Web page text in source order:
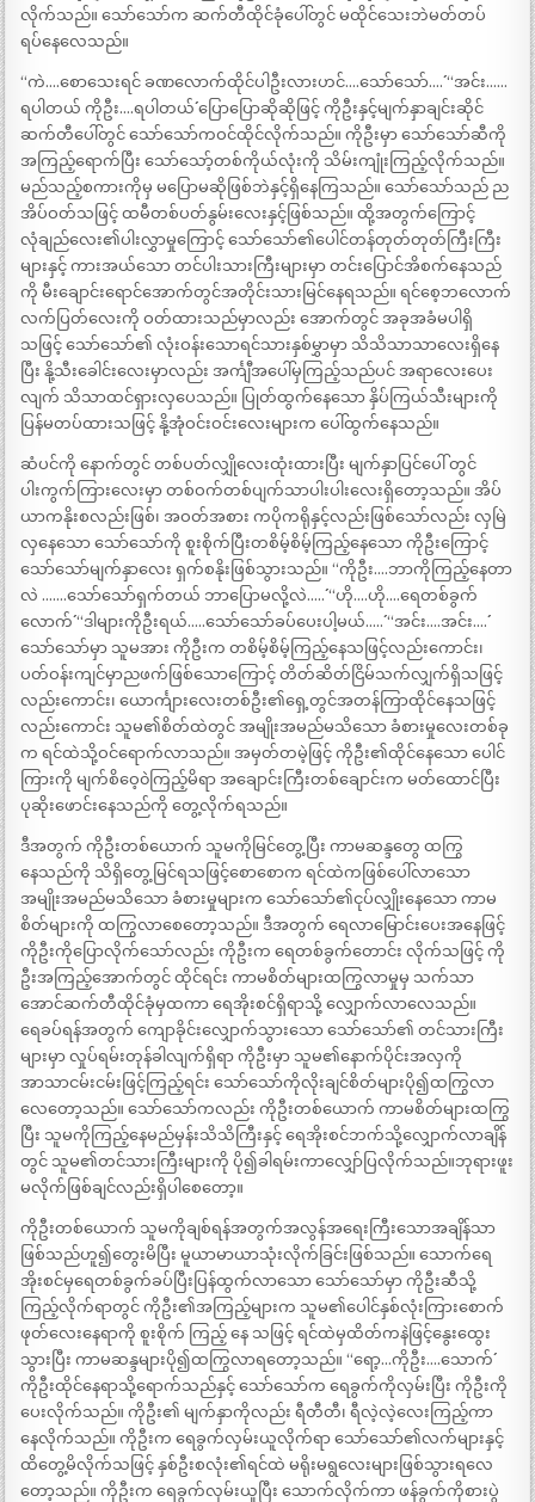
လိုက်သည်။ သော်သော်က ဆက်တီထိုင်ခုံပေါ်တွင် မထိုင်သေးဘဲမတ်တပ်
ရပ်နေလေသည်။
“ကဲ….စောသေးရင် ခဏလောက်ထိုင်ပါဦးလားဟင်….သော်သော်….´´ “အင်း……
ရပါတယ် ကိုဦး….ရပါတယ်´´ ပြောပြောဆိုဆိုဖြင့် ကိုဦးနှင့်မျက်နှာချင်းဆိုင်
ဆက်တီပေါ်တွင် သော်သော်ကဝင်ထိုင်လိုက်သည်။ ကိုဦးမှာ သော်သော်ဆီကို
အကြည့်ရောက်ပြီး သော်သော့်တစ်ကိုယ်လုံးကို သိမ်းကျုံးကြည့်လိုက်သည်။
မည်သည့်စကားကိုမှ မပြောမဆိုဖြစ်ဘဲနှင့်ရှိနေကြသည်။ သော်သော်သည် ည
အိပ်ဝတ်သဖြင့် ထမီတစ်ပတ်နွမ်းလေးနှင့်ဖြစ်သည်။ ထို့အတွက်ကြောင့်
လုံချည်လေး၏ပါးလွှာမှုကြောင့် သော်သော်၏ပေါင်တန်တုတ်တုတ်ကြီးကြီး
များနှင့် ကားအယ်သော တင်ပါးသားကြီးများမှာ တင်းပြောင်အိစက်နေသည်
ကို မီးချောင်းရောင်အောက်တွင်အတိုင်းသားမြင်နေရသည်။ ရင်စေ့ဘလောက်
လက်ပြတ်လေးကို ဝတ်ထားသည်မှာလည်း အောက်တွင် အခုအခံမပါရှိ
သဖြင့် သော်သော်၏ လုံးဝန်းသောရင်သားနှစ်မွှာမှာ သိသိသာသာလေးရှိနေ
ပြီး နို့သီးခေါင်းလေးမှာလည်း အင်္ကျီအပေါ်မှကြည့်သည်ပင် အရာလေးပေး
လျက် သိသာထင်ရှားလှပေသည်။ ပြုတ်ထွက်နေသော နှိပ်ကြယ်သီးများကို
ပြန်မတပ်ထားသဖြင့် နို့အုံဝင်းဝင်းလေးများက ပေါ်ထွက်နေသည်။
ဆံပင်ကို နောက်တွင် တစ်ပတ်လျှိုလေးထုံးထားပြီး မျက်နှာပြင်ပေါ် တွင်
ပါးကွက်ကြားလေးမှာ တစ်ဝက်တစ်ပျက်သာပါးပါးလေးရှိတော့သည်။ အိပ်
ယာကနိုးစလည်းဖြစ်၊ အဝတ်အစား ကပိုကရိုနှင့်လည်းဖြစ်သော်လည်း လှမြဲ
လှနေသော သော်သော်ကို စူးစိုက်ပြီးတစိမ့်စိမ့်ကြည့်နေသော ကိုဦးကြောင့်
သော်သော်မျက်နှာလေး ရှက်စနိုးဖြစ်သွားသည်။ “ကိုဦး….ဘာကိုကြည့်နေတာ
လဲ …….သော်သော်ရှက်တယ် ဘာပြောမလို့လဲ…..´´ “ဟို….ဟို….ရေတစ်ခွက်
လောက်´´ “ဒါများကိုဦးရယ်…..သော်သော်ခပ်ပေးပါ့မယ်…..´´ “အင်း….အင်း….´´
သော်သော်မှာ သူမအား ကိုဦးက တစိမ့်စိမ့်ကြည့်နေသဖြင့်လည်းကောင်း၊
ပတ်ဝန်းကျင်မှာညဖက်ဖြစ်သောကြောင့် တိတ်ဆိတ်ငြိမ်သက်လျှက်ရှိသဖြင့်
လည်းကောင်း၊ ယောင်္ကျားလေးတစ်ဦး၏ရှေ့တွင်အတန်ကြာထိုင်နေသဖြင့်
လည်းကောင်း သူမ၏စိတ်ထဲတွင် အမျိုးအမည်မသိသော ခံစားမှုလေးတစ်ခု
က ရင်ထဲသို့ဝင်ရောက်လာသည်။ အမှတ်တမဲ့ဖြင့် ကိုဦး၏ထိုင်နေသော ပေါင်
ကြားကို မျက်စိဝေ့၀ဲကြည့်မိရာ အချောင်းကြီးတစ်ချောင်းက မတ်ထောင်ပြီး
ပုဆိုးဖောင်းနေသည်ကို တွေ့လိုက်ရသည်။
ဒီအတွက် ကိုဦးတစ်ယောက် သူမကိုမြင်တွေ့ပြီး ကာမဆန္ဒတွေ ထကြွ
နေသည်ကို သိရှိတွေ့မြင်ရသဖြင့်စောစောက ရင်ထဲကဖြစ်ပေါ်လာသော
အမျိုးအမည်မသိသော ခံစားမှုများက သော်သော်၏ငုပ်လျှိုးနေသော ကာမ
စိတ်များကို ထကြွလာစေတော့သည်။ ဒီအတွက် ရေလာမြောင်းပေးအနေဖြင့်
ကိုဦးကိုပြောလိုက်သော်လည်း ကိုဦးက ရေတစ်ခွက်တောင်း လိုက်သဖြင့် ကို
ဦးအကြည့်အောက်တွင် ထိုင်ရင်း ကာမစိတ်များထကြွလာမှုမှ သက်သာ
အောင်ဆက်တီထိုင်ခုံမှထကာ ရေအိုးစင်ရှိရာသို့ လျှောက်လာလေသည်။
ရေခပ်ရန်အတွက် ကျောခိုင်းလျှောက်သွားသော သော်သော်၏ တင်သားကြီး
များမှာ လှုပ်ရမ်းတုန်ခါလျက်ရှိရာ ကိုဦးမှာ သူမ၏နောက်ပိုင်းအလှကို
အာသာငမ်းငမ်းဖြင့်ကြည့်ရင်း သော်သော်ကိုလိုးချင်စိတ်များပို၍ထကြွလာ
လေတော့သည်။ သော်သော်ကလည်း ကိုဦးတစ်ယောက် ကာမစိတ်များထကြွ
ပြီး သူမကိုကြည့်နေမည်မှန်းသိသိကြီးနှင့် ရေအိုးစင်ဘက်သို့လျှောက်လာချိန်
တွင် သူမ၏တင်သားကြီးများကို ပို၍ခါရမ်းကာလျှော်ပြလိုက်သည်။ဘုရားဖူး
မလိုက်ဖြစ်ချင်လည်းရှိပါစေတော့။
ကိုဦးတစ်ယောက် သူမကိုချစ်ရန်အတွက်အလွန်အရေးကြီးသောအချိန်သာ
ဖြစ်သည်ဟူ၍တွေးမိပြီး မူယာမာယာသုံးလိုက်ခြင်းဖြစ်သည်။ သောက်ရေ
အိုးစင်မှရေတစ်ခွက်ခပ်ပြီးပြန်ထွက်လာသော သော်သော်မှာ ကိုဦးဆီသို့
ကြည့်လိုက်ရာတွင် ကိုဦး၏အကြည့်များက သူမ၏ပေါင်နှစ်လုံးကြားစောက်
ဖုတ်လေးနေရာကို စူးစိုက် ကြည့် နေ သဖြင့် ရင်ထဲမှထိတ်ကနဲဖြင့်နွေးထွေး
သွားပြီး ကာမဆန္ဒများပို၍ထကြွလာရတော့သည်။ “ရော့…ကိုဦး….သောက်´´
ကိုဦးထိုင်နေရာသို့ရောက်သည်နှင့် သော်သော်က ရေခွက်ကိုလှမ်းပြီး ကိုဦးကို
ပေးလိုက်သည်။ ကိုဦး၏ မျက်နှာကိုလည်း ရီတီတီ၊ ရီလဲ့လဲ့လေးကြည့်ကာ
နေလိုက်သည်။ ကိုဦးက ရေခွက်လှမ်းယူလိုက်ရာ သော်သော်၏လက်များနှင့်
ထိတွေ့မိလိုက်သဖြင့် နှစ်ဦးစလုံး၏ရင်ထဲ မရိုးမရွလေးများဖြစ်သွားရလေ
တော့သည်။ ကိုဦးက ရေခွက်လှမ်းယူပြီး သောက်လိုက်ကာ ဖန်ခွက်ကိုစားပွဲ